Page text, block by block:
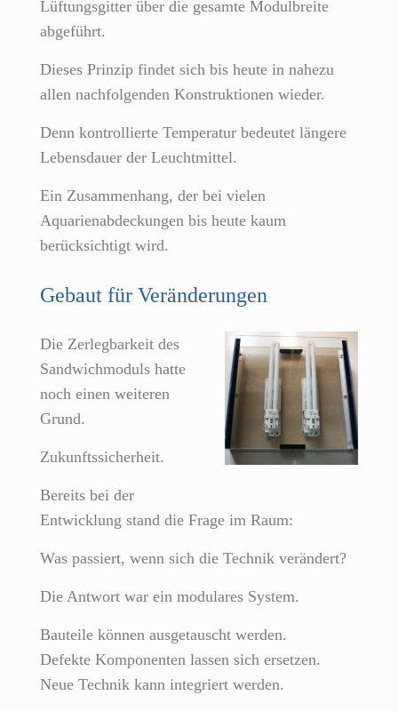
Lüftungsgitter über die gesamte Modulbreite
abgeführt.
Dieses Prinzip findet sich bis heute in nahezu
allen nachfolgenden Konstruktionen wieder.
Denn kontrollierte Temperatur bedeutet längere
Lebensdauer der Leuchtmittel.
Ein Zusammenhang, der bei vielen
Aquarienabdeckungen bis heute kaum
berücksichtigt wird.
Gebaut für Veränderungen
Die Zerlegbarkeit des
Sandwichmoduls hatte
noch einen weiteren
Grund.
Zukunftssicherheit.
Bereits bei der
Entwicklung stand die Frage im Raum:
Was passiert, wenn sich die Technik verändert?
Die Antwort war ein modulares System.
Bauteile können ausgetauscht werden.
Defekte Komponenten lassen sich ersetzen.
Neue Technik kann integriert werden.